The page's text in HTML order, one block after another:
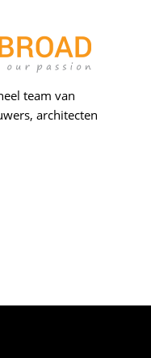
team van
architecten